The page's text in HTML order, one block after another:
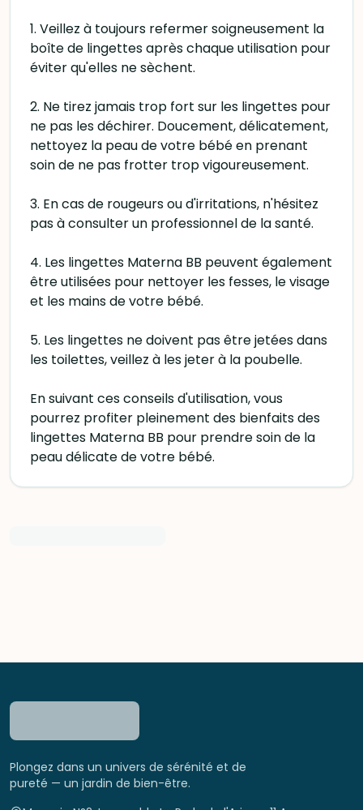
1. Veillez à toujours refermer soigneusement la
boîte de lingettes après chaque utilisation pour
éviter qu'elles ne sèchent.
2. Ne tirez jamais trop fort sur les lingettes pour
ne pas les déchirer. Doucement, délicatement,
nettoyez la peau de votre bébé en prenant
soin de ne pas frotter trop vigoureusement.
3. En cas de rougeurs ou d'irritations, n'hésitez
pas à consulter un professionnel de la santé.
4. Les lingettes Materna BB peuvent également
être utilisées pour nettoyer les fesses, le visage
et les mains de votre bébé.
5. Les lingettes ne doivent pas être jetées dans
les toilettes, veillez à les jeter à la poubelle.
En suivant ces conseils d'utilisation, vous
pourrez profiter pleinement des bienfaits des
lingettes Materna BB pour prendre soin de la
peau délicate de votre bébé.
Plongez dans un univers de sérénité et de
pureté — un jardin de bien-être.